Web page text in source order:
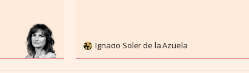
Ignacio Soler de la Azuela